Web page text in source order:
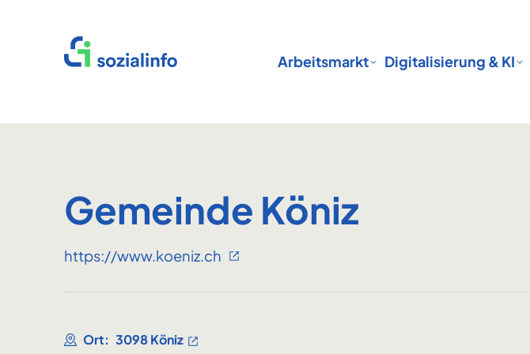
Startseite
Arbeitsmarkt Digitalisierung & KI
Gemeinde Köniz
https://www.koeniz.ch
Ort: 3098 Köniz